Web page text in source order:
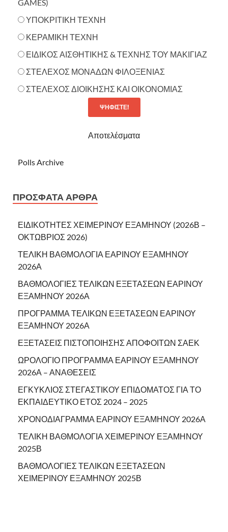
GAMES)
ΥΠΟΚΡΙΤΙΚΗ ΤΕΧΝΗ
ΚΕΡΑΜΙΚΗ ΤΕΧΝΗ
ΕΙΔΙΚΟΣ ΑΙΣΘΗΤΙΚΗΣ & ΤΕΧΝΗΣ ΤΟΥ ΜΑΚΙΓΙΑΖ
ΣΤΕΛΕΧΟΣ ΜΟΝΑΔΩΝ ΦΙΛΟΞΕΝΙΑΣ
ΣΤΕΛΕΧΟΣ ΔΙΟΙΚΗΣΗΣ ΚΑΙ ΟΙΚΟΝΟΜΙΑΣ
Αποτελέσματα
Polls Archive
ΠΡΌΣΦΑΤΑ ΆΡΘΡΑ
ΕΙΔΙΚΟΤΗΤΕΣ ΧΕΙΜΕΡΙΝΟΥ ΕΞΑΜΗΝΟΥ (2026Β –
ΟΚΤΩΒΡΙΟΣ 2026)
ΤΕΛΙΚΗ ΒΑΘΜΟΛΟΓΙΑ ΕΑΡΙΝΟΥ ΕΞΑΜΗΝΟΥ
2026Α
ΒΑΘΜΟΛΟΓΙΕΣ ΤΕΛΙΚΩΝ ΕΞΕΤΑΣΕΩΝ ΕΑΡΙΝΟΥ
ΕΞΑΜΗΝΟΥ 2026Α
ΠΡΟΓΡΑΜΜΑ ΤΕΛΙΚΩΝ ΕΞΕΤΑΣΕΩΝ ΕΑΡΙΝΟΥ
ΕΞΑΜΗΝΟΥ 2026Α
ΕΞΕΤΑΣΕΙΣ ΠΙΣΤΟΠΟΙΗΣΗΣ ΑΠΟΦΟΙΤΩΝ ΣΑΕΚ
ΩΡΟΛΟΓΙΟ ΠΡΟΓΡΑΜΜΑ ΕΑΡΙΝΟΥ ΕΞΑΜΗΝΟΥ
2026Α – ΑΝΑΘΕΣΕΙΣ
ΕΓΚΥΚΛΙΟΣ ΣΤΕΓΑΣΤΙΚΟΥ ΕΠΙΔΟΜΑΤΟΣ ΓΙΑ ΤΟ
ΕΚΠΑΙΔΕΥΤΙΚΟ ΕΤΟΣ 2024 – 2025
ΧΡΟΝΟΔΙΑΓΡΑΜΜΑ ΕΑΡΙΝΟΥ ΕΞΑΜΗΝΟΥ 2026Α
ΤΕΛΙΚΗ ΒΑΘΜΟΛΟΓΙΑ ΧΕΙΜΕΡΙΝΟΥ ΕΞΑΜΗΝΟΥ
2025Β
ΒΑΘΜΟΛΟΓΙΕΣ ΤΕΛΙΚΩΝ ΕΞΕΤΑΣΕΩΝ
ΧΕΙΜΕΡΙΝΟΥ ΕΞΑΜΗΝΟΥ 2025Β